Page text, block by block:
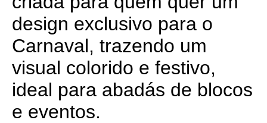
design exclusivo para o
Carnaval, trazendo um
visual colorido e festivo,
ideal para abadás de blocos
e eventos.